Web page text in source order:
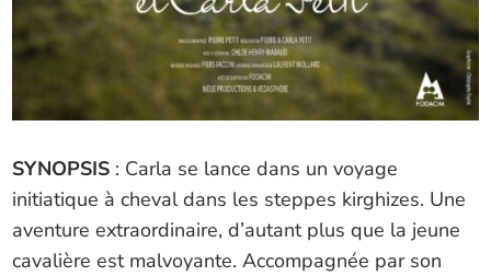
SYNOPSIS : Carla se lance dans un voyage
initiatique à cheval dans les steppes kirghizes. Une
aventure extraordinaire, d’autant plus que la jeune
cavalière est malvoyante. Accompagnée par son